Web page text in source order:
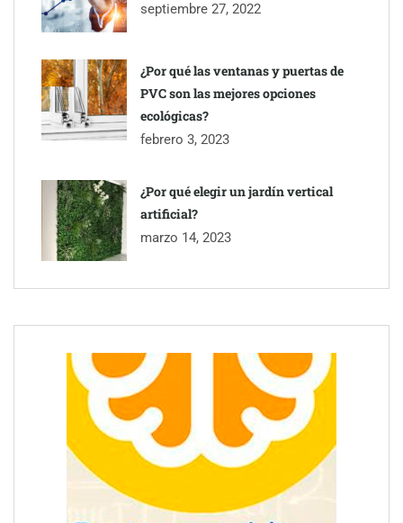
septiembre 27, 2022
¿Por qué las ventanas y puertas de
PVC son las mejores opciones
ecológicas?
febrero 3, 2023
¿Por qué elegir un jardín vertical
artificial?
marzo 14, 2023